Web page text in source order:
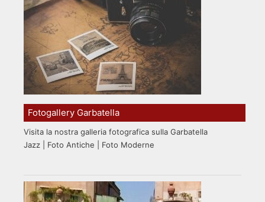
Fotogallery Garbatella
Visita la nostra galleria fotografica sulla Garbatella
Jazz | Foto Antiche | Foto Moderne